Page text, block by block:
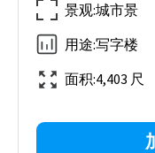
景观:城市景
用途:写字楼
面积:4,403 尺